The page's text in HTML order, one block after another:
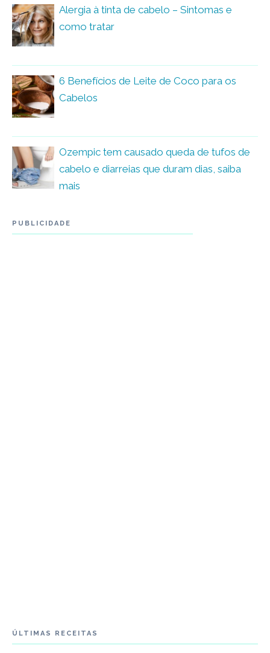
Alergia à tinta de cabelo – Sintomas e
como tratar
6 Benefícios de Leite de Coco para os
Cabelos
Ozempic tem causado queda de tufos de
cabelo e diarreias que duram dias, saiba
mais
PUBLICIDADE
ÚLTIMAS RECEITAS